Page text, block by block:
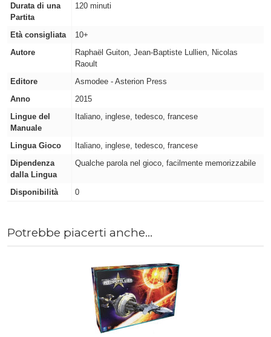
Durata di una
Partita
120 minuti
Età consigliata
10+
Autore
Raphaël Guiton, Jean-Baptiste Lullien, Nicolas
Raoult
Editore
Asmodee - Asterion Press
Anno
2015
Lingue del
Manuale
Italiano, inglese, tedesco, francese
Lingua Gioco
Italiano, inglese, tedesco, francese
Dipendenza
dalla Lingua
Qualche parola nel gioco, facilmente memorizzabile
Disponibilità 0
Potrebbe piacerti anche...